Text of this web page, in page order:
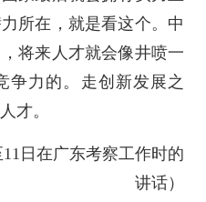
所在，就是看这个。中
将来人才就会像井喷一
争力的。走创新发展之
才。
11日在广东考察工作时的
讲话）